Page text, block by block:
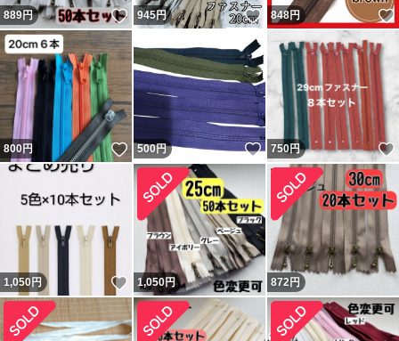
889円 いいね！
945円 いいね！
848円
800円 いいね！
500円 いいね！
750円
1,050 円 いいね！
1,050円 872円